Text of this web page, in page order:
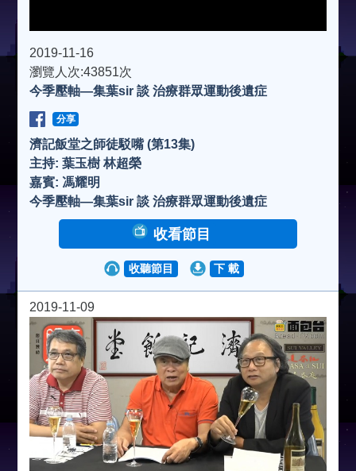
2019-11-16
瀏覽人次:43851次
今季壓軸—集葉sir 談 治療群眾運動後遺症
分享
濟記飯堂之師徒駁嘴 (第13集)
主持: 葉玉樹 林超榮
嘉賓: 馮耀明
今季壓軸—集葉sir 談 治療群眾運動後遺症
收看節目
收聽節目 下 載
2019-11-09